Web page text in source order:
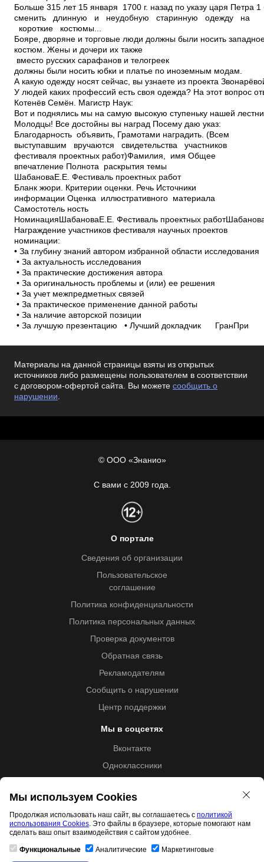
Больше 315 лет 15 января 1700 г. назад по указу царя Петра
сменить длинную и неудобную старинную одежду на
короткие костюмы...
Бояре, дворяне и торговые люди должны были носить
костюм. Жены и дочери их также
вместо русских сарафанов и телогреек
должны были носить юбки и платье по иноземным модам.
А какую одежду носят сейчас, вы узнаете из проекта
У людей каких профессий есть своя одежда? На этот вопрос
Котенёв Семён. Магистр Наук:
Вот и поднялись мы на самую высокую ступеньку нашей
Молодцы! Все достойны вы наград Посему даю указ:
Благодарность объявить, Грамотами наградить. (Всем
выступавшим вручаются свидетельства участников
фестиваля проектных работ)Фамилия, имя Общее
впечатление Полнота раскрытия темы
ШабановаЕ.Е. Фестиваль проектных работ
Бланк жюри. Критерии оценки. Речь Источники
информации Оценка иллюстративного материала
Самостотель ность
НоминацияШабановаЕ.Е. Фестиваль проектных
Награждение участников фестиваля научных проектов
номинации:
• За глубину знаний автором избранной области исследования
• За актуальность исследования
• За практические достижения автора
• За оригинальность проблемы и (или) ее решения
• За учет межпредметных связей
• За практическое применение данной работы
• За наличие авторской позиции
• За лучшую презентацию • Лучший докладчик Гран­При
Материалы на данной страницы взяты из открытых
источников либо размещены пользователем в соответствии
с договором-офертой сайта. Вы можете сообщить о
нарушении.
© ООО «Знанио»
С вами с 2009 года.
О портале
Сведения об организации
Пользовательское
соглашение
Политика конфиденциальности
Политика персональных данных
Проверка документов
Обратная связь
Рекламодателям
Сообщить о нарушении
Центр поддержки
Мы в соцсетях
Вконтакте
Одноклассники
Образовательная лицензия №5257 от 09.09.2020 (Л035-
01253-67/00192487)
Мы используем Cookies
Продолжая использовать наш сайт, вы соглашаетесь с политикой
использования Cookies. Это файлы в браузере, которые помогают нам
сделать ваш опыт взаимодействия с сайтом удобнее.
Функциональные Аналитические Маркетинговые